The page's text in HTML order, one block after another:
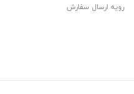
رویه ارسال سفارش